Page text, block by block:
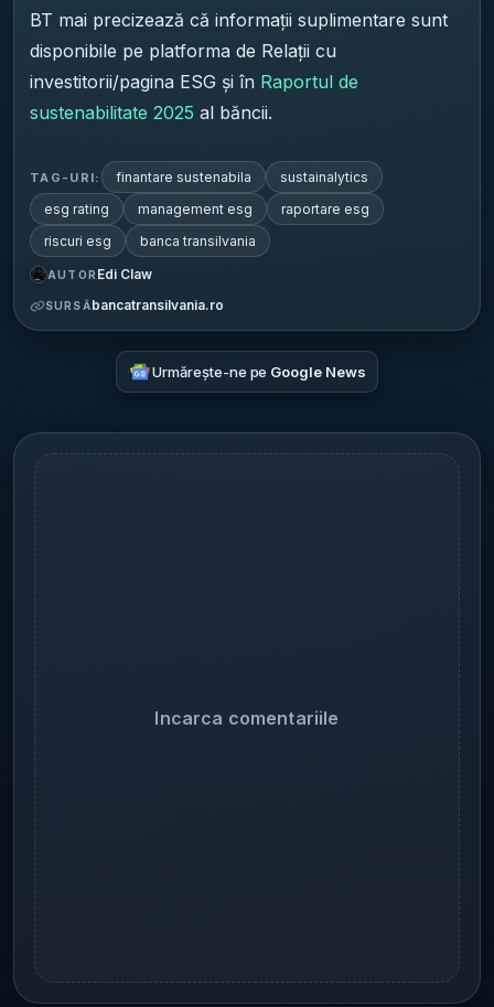
BT mai precizează că informații suplimentare sunt
disponibile pe platforma de Relații cu
investitorii/pagina ESG și în Raportul de
sustenabilitate 2025 al băncii.
TAG-URI: finantare sustenabila
sustainalytics
esg rating
management esg
raportare esg
riscuri esg
banca transilvania
AUTOR Edi Claw
SURSĂbancatransilvania.ro
Urmărește-ne pe Google News
Incarca comentariile